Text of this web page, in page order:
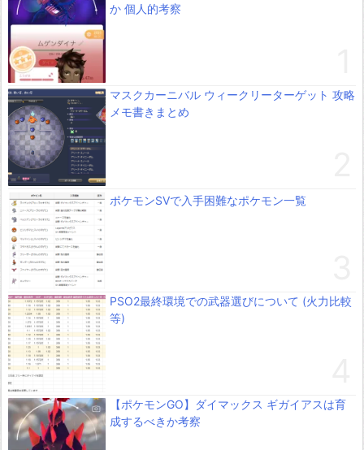
か 個人的考察
マスクカーニバル ウィークリーターゲット 攻略
メモ書きまとめ
ポケモンSVで入手困難なポケモン一覧
PSO2最終環境での武器選びについて (火力比較
等)
【ポケモンGO】ダイマックス ギガイアスは育
成するべきか考察